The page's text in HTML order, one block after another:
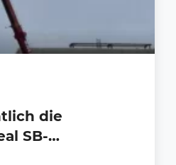
die
SB-
hin?